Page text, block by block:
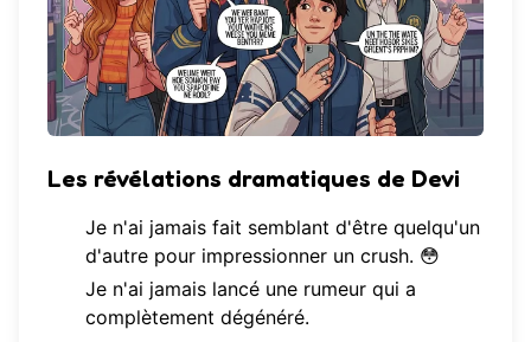
Les révélations dramatiques de Devi
Je n'ai jamais fait semblant d'être quelqu'un
d'autre pour impressionner un crush. 😳
Je n'ai jamais lancé une rumeur qui a
complètement dégénéré.